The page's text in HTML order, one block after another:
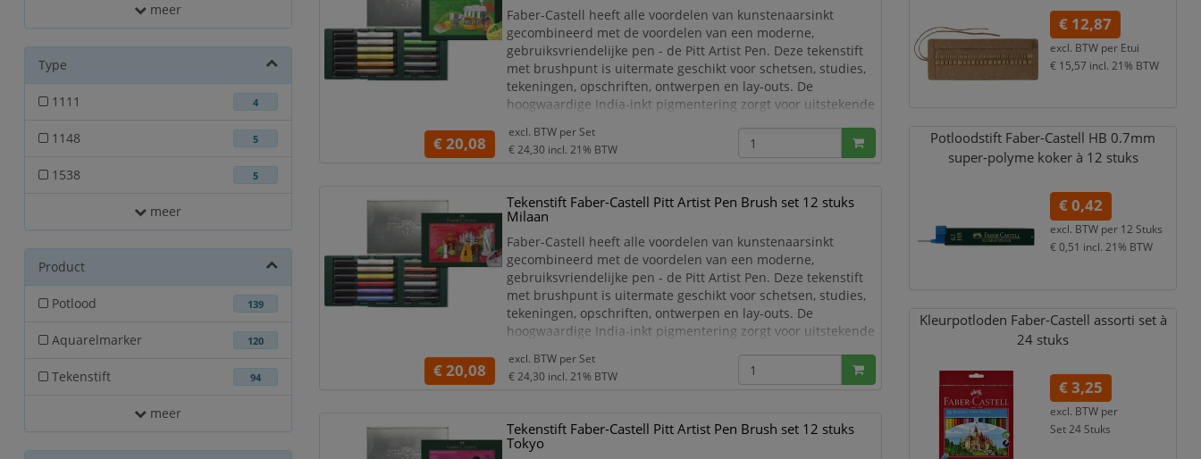
meer
Type
1111 4
1148 5
1538 5
meer
Product
Potlood 139
Aquarelmarker 120
Tekenstift 94
meer
Faber-Castell heeft alle voordelen van kunstenaarsinkt
gecombineerd met de voordelen van een moderne,
gebruiksvriendelijke pen - de Pitt Artist Pen. Deze tekenstift
met brushpunt is uitermate geschikt voor schetsen, studies,
tekeningen, opschriften, ontwerpen en lay-outs. De
hoogwaardige India-inkt pigmentering zorgt voor uitstekende
gelijkmatige kleurafgifte. De inkt is zuurvrij, pH-ne
€ 20,08
excl. BTW per Set
€ 24,30 incl. 21% BTW
Tekenstift Faber-Castell Pitt Artist Pen Brush set 12 stuks
Milaan
Faber-Castell heeft alle voordelen van kunstenaarsinkt
gecombineerd met de voordelen van een moderne,
gebruiksvriendelijke pen - de Pitt Artist Pen. Deze tekenstift
met brushpunt is uitermate geschikt voor schetsen, studies,
tekeningen, opschriften, ontwerpen en lay-outs. De
hoogwaardige India-inkt pigmentering zorgt voor uitstekende
gelijkmatige kleurafgifte. De inkt is zuurvrij, pH-ne
€ 20,08
excl. BTW per Set
€ 24,30 incl. 21% BTW
Tekenstift Faber-Castell Pitt Artist Pen Brush set 12 stuks
Tokyo
€ 12,87
excl. BTW per Etui
€ 15,57 incl. 21% BTW
Potloodstift Faber-Castell HB 0.7mm
super-polyme koker à 12 stuks
€ 0,42
excl. BTW per 12 Stuks
€ 0,51 incl. 21% BTW
Kleurpotloden Faber-Castell assorti set à
24 stuks
€ 3,25
excl. BTW per
Set 24 Stuks